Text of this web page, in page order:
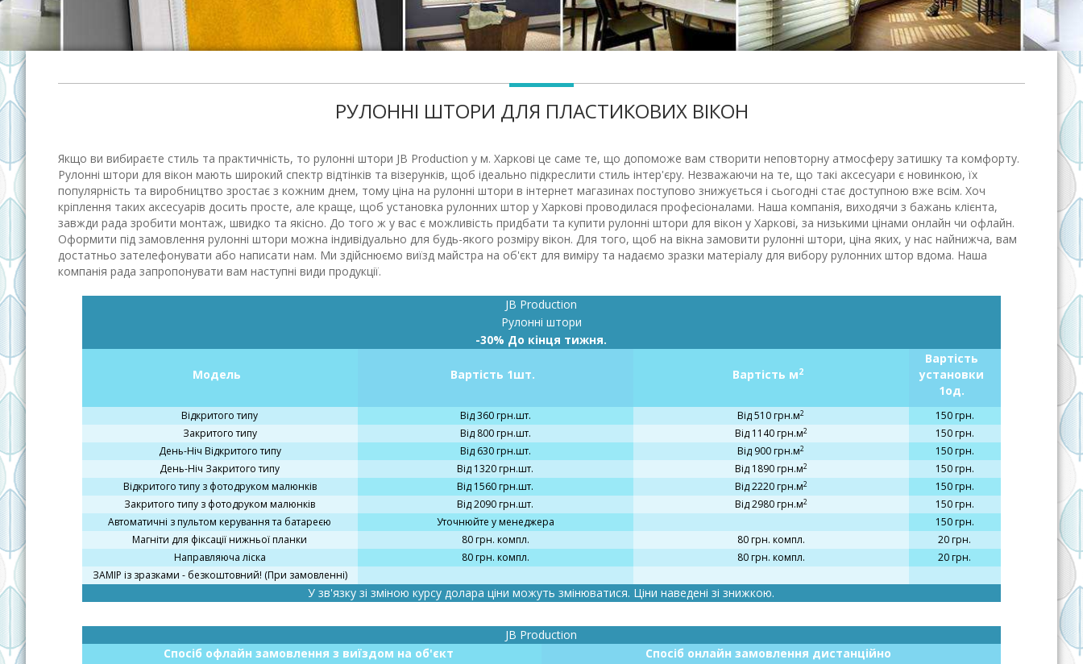
РУЛОННІ ШТОРИ ДЛЯ ПЛАСТИКОВИХ ВІКОН
Якщо ви вибираєте стиль та практичність, то рулонні штори JB Production у м. Харкові це саме те, що допоможе вам створити неповторну атмосферу затишку та комфорту.
Рулонні штори для вікон мають широкий спектр відтінків та візерунків, щоб ідеально підкреслити стиль інтер'єру. Незважаючи на те, що такі аксесуари є новинкою, їх
популярність та виробництво зростає з кожним днем, тому ціна на рулонні штори в інтернет магазинах поступово знижується і сьогодні стає доступною вже всім. Хоч
кріплення таких аксесуарів досить просте, але краще, щоб установка рулонних штор у Харкові проводилася професіоналами. Наша компанія, виходячи з бажань клієнта,
завжди рада зробити монтаж, швидко та якісно. До того ж у вас є можливість придбати та купити рулонні штори для вікон у Харкові, за низькими цінами онлайн чи офлайн.
Оформити під замовлення рулонні штори можна індивідуально для будь-якого розміру вікон. Для того, щоб на вікна замовити рулонні штори, ціна яких, у нас найнижча, вам
достатньо зателефонувати або написати нам. Ми здійснюємо виїзд майстра на об'єкт для виміру та надаємо зразки матеріалу для вибору рулонних штор вдома. Наша
компанія рада запропонувати вам наступні види продукції.
JB Production
Рулонні штори
-30% До кінця тижня.
Модель Вартість 1шт. Вартість м2
Вартість
установки
1од.
Відкритого типу Від 360 грн.шт. Від 510 грн.м2
150 грн.
Закритого типу
Від 800 грн.шт. Від 1140 грн.м2
150 грн.
День-Ніч Відкритого типу
Від 630 грн.шт. Від 900 грн.м2
150 грн.
День-Ніч Закритого типу
Від 1320 грн.шт. Від 1890 грн.м2
150 грн.
Відкритого типу з фотодруком малюнків
Від 1560 грн.шт. Від 2220 грн.м2
150 грн.
Закритого типу з фотодруком малюнків
Від 2090 грн.шт. Від 2980 грн.м2
150 грн.
Автоматичні з пультом керування та батареєю
Уточнюйте у менеджера
150 грн.
Магніти для фіксації нижньої планки
80 грн. компл. 80 грн. компл.
20 грн.
Направляюча ліска
80 грн. компл. 80 грн. компл.
20 грн.
ЗАМІР із зразками - безкоштовний! (При замовленні)
У зв'язку зі зміною курсу долара ціни можуть змінюватися. Ціни наведені зі знижкою.
JB Production
Спосіб офлайн замовлення з виїздом на об'єкт
Спосіб онлайн замовлення дистанційно